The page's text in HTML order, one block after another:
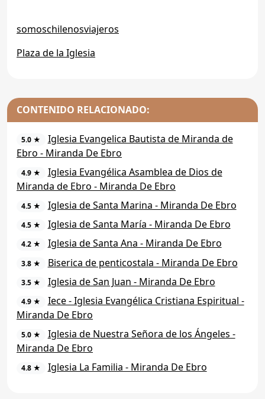
somoschilenosviajeros
Plaza de la Iglesia
CONTENIDO RELACIONADO:
5.0 ★
Iglesia Evangelica Bautista de Miranda de
Ebro - Miranda De Ebro
4.9 ★
Iglesia Evangélica Asamblea de Dios de
Miranda de Ebro - Miranda De Ebro
4.5 ★ Iglesia de Santa Marina - Miranda De Ebro
4.5 ★ Iglesia de Santa María - Miranda De Ebro
4.2 ★ Iglesia de Santa Ana - Miranda De Ebro
3.8 ★ Biserica de penticostala - Miranda De Ebro
3.5 ★ Iglesia de San Juan - Miranda De Ebro
4.9 ★
Iece - Iglesia Evangélica Cristiana Espiritual -
Miranda De Ebro
5.0 ★
Iglesia de Nuestra Señora de los Ángeles -
Miranda De Ebro
4.8 ★ Iglesia La Familia - Miranda De Ebro